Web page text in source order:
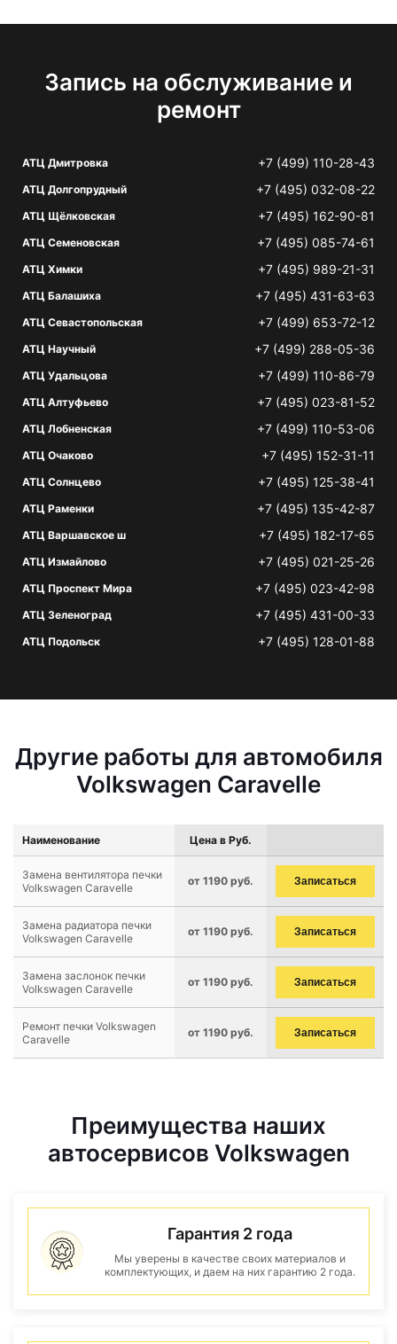
Запись на обслуживание и
ремонт
АТЦ Дмитровка +7 (499) 110-28-43
АТЦ Долгопрудный +7 (495) 032-08-22
АТЦ Щёлковская +7 (495) 162-90-81
АТЦ Семеновская +7 (495) 085-74-61
АТЦ Химки +7 (495) 989-21-31
АТЦ Балашиха +7 (495) 431-63-63
АТЦ Севастопольская +7 (499) 653-72-12
АТЦ Научный +7 (499) 288-05-36
АТЦ Удальцова +7 (499) 110-86-79
АТЦ Алтуфьево +7 (495) 023-81-52
АТЦ Лобненская +7 (499) 110-53-06
АТЦ Очаково +7 (495) 152-31-11
АТЦ Солнцево +7 (495) 125-38-41
АТЦ Раменки +7 (495) 135-42-87
АТЦ Варшавское ш +7 (495) 182-17-65
АТЦ Измайлово +7 (495) 021-25-26
АТЦ Проспект Мира +7 (495) 023-42-98
АТЦ Зеленоград +7 (495) 431-00-33
АТЦ Подольск +7 (495) 128-01-88
Другие работы для автомобиля
Volkswagen Caravelle
Наименование Цена в Руб.
Замена вентилятора печки
Volkswagen Caravelle
от 1190 руб. Записаться
Замена радиатора печки
Volkswagen Caravelle
от 1190 руб. Записаться
Замена заслонок печки
Volkswagen Caravelle
от 1190 руб. Записаться
Ремонт печки Volkswagen
Caravelle
от 1190 руб. Записаться
Преимущества наших
автосервисов Volkswagen
Гарантия 2 года
Мы уверены в качестве своих материалов и
комплектующих, и даем на них гарантию 2 года.